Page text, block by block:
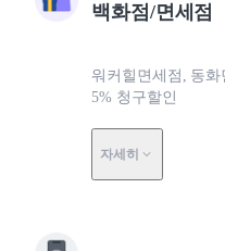
백화점/면세점
워커힐면세점, 동
5% 청구할인
자세히